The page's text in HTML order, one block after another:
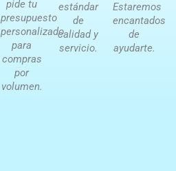
pide tu
presupuesto
personalizado
para
compras
por
volumen.
estándar
de
calidad y
servicio.
Estaremos
encantados
de
ayudarte.